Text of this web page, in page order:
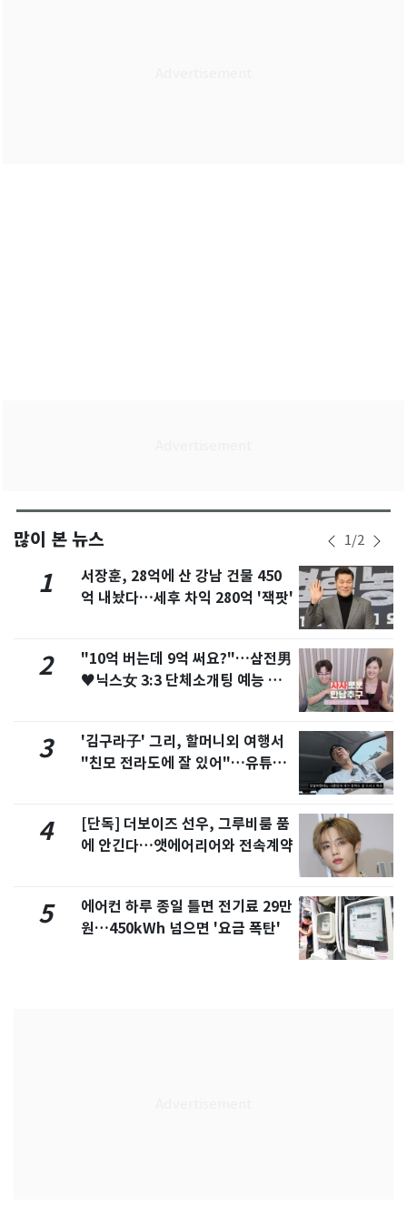
많이 본 뉴스 1/2
1
서장훈, 28억에 산 강남 건물 450
억 내놨다…세후 차익 280억 '잭팟'
2
"10억 버는데 9억 써요?"…삼전男
♥닉스女 3:3 단체소개팅 예능 화
3
'김구라子' 그리, 할머니외 여행서
"친모 전라도에 잘 있어"…유튜브
4
[단독] 더보이즈 선우, 그루비룸 품
에 안긴다…앳에어리어와 전속계약
5
에어컨 하루 종일 틀면 전기료 29만
원…450kWh 넘으면 '요금 폭탄'